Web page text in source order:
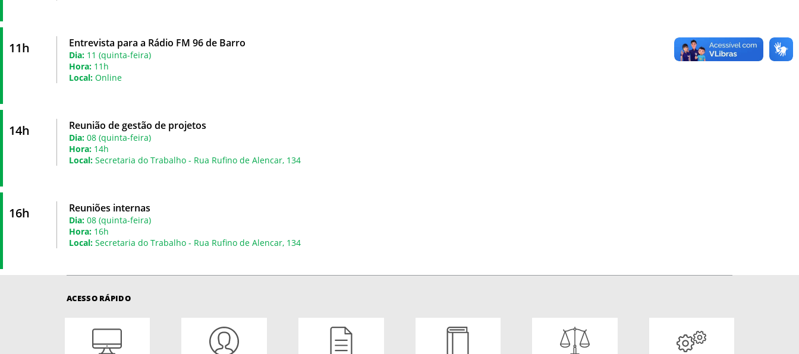
11h Entrevista para a Rádio FM 96 de Barro
Dia: 11 (quinta-feira)
Hora: 11h
Local: Online
14h Reunião de gestão de projetos
Dia: 08 (quinta-feira)
Hora: 14h
Local: Secretaria do Trabalho - Rua Rufino de Alencar, 134
16h Reuniões internas
Dia: 08 (quinta-feira)
Hora: 16h
Local: Secretaria do Trabalho - Rua Rufino de Alencar, 134
ACESSO RÁPIDO